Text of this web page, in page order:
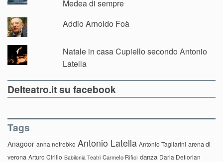
Medea di sempre
Addio Arnoldo Foà
Natale in casa Cupiello secondo Antonio
Latella
Delteatro.it su facebook
Tags
Anagoor anna netrebko Antonio Latella Antonio Tagliarini arena di
verona Arturo Cirillo Babilonia Teatri Carmelo Rifici danza Daria Deflorian